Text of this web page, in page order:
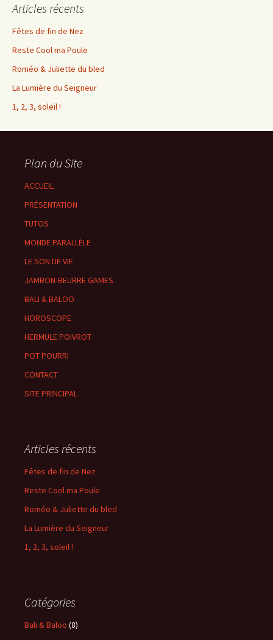
Articles récents
Fêtes de fin de Nez
Reste Cool ma Poule
Roméo & Juliette du bled
La Lumière du Seigneur
1, 2, 3, soleil !
Plan du Site
ACCUEIL
PRÉSENTATION
TUTOS
MONDE PARALLÈLE
LE SON DE VIE
JAMBON-BEURRE GAMES
BALI & BALOO
HOROSCOPE
HERMULE POIVROT
POT POURRI
CONTACT
SITE PRINCIPAL
Articles récents
Fêtes de fin de Nez
Reste Cool ma Poule
Roméo & Juliette du bled
La Lumière du Seigneur
1, 2, 3, soleil !
Catégories
Bali & Baloo (8)